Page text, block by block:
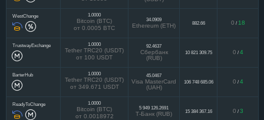
WestChange 1.0000
Bitcoin (BTC)
от 0.0005 BTC
34.0909
Ethereum (ETH) 882.66 0 / 18
TrustwayExchange 1.0000
Tether TRC20 (USDT)
от 100 USDT
92.4637
Сбербанк
(RUB)
10 821 309.75 0 / 4
BarterHub 1.0000
Tether TRC20 (USDT)
от 349.671 USDT
45.0467
Visa MasterCard
(UAH)
106 748 685.06 0 / 4
ReadyToChange 1.0000
Bitcoin (BTC)
от 0.0018972
5 949 126.2691
Т-Банк (RUB) 15 384 367.16 0 / 3